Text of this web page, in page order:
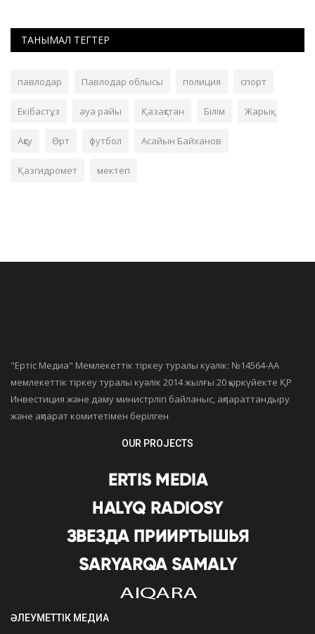
ТАНЫМАЛ ТЕГТЕР
павлодар Павлодар облысы полиция спорт
Екібастұз ауа райы Қазақстан Білім Жарық
Ақсу Өрт футбол Асайын Байханов
Қазгидромет мектеп
"Ертiс Медиа" Мемлекеттік тіркеу туралы куәлік: №14564-АА
мемлекеттік тіркеу туралы куәлік 2014 жылғы 20 қыркүйекте ҚР
Инвестиция және даму министрлігі байланыс, ақпараттандыру
және ақпарат комитетімен берілген
OUR PROJECTS
ӘЛЕУМЕТТІК МЕДИА